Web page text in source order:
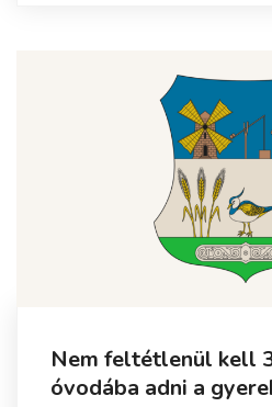
Nem feltétlenül kell
óvodába adni a